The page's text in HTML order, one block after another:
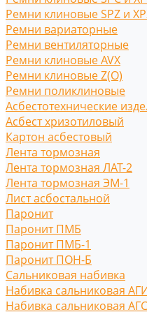
Ремни клиновые SPZ и
Ремни вариаторные
Ремни вентиляторные
Ремни клиновые AVX
Ремни клиновые Z(O)
Ремни поликлиновые
Асбестотехнические
Асбест хризотиловый
Картон асбестовый
Лента тормозная
Лента тормозная ЛАТ-2
Лента тормозная ЭМ-1
Лист асбостальной
Паронит
Паронит ПМБ
Паронит ПМБ-1
Паронит ПОН-Б
Сальниковая набивка
Набивка сальниковая
Набивка сальниковая АГС